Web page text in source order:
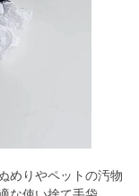
めりやペットの汚物